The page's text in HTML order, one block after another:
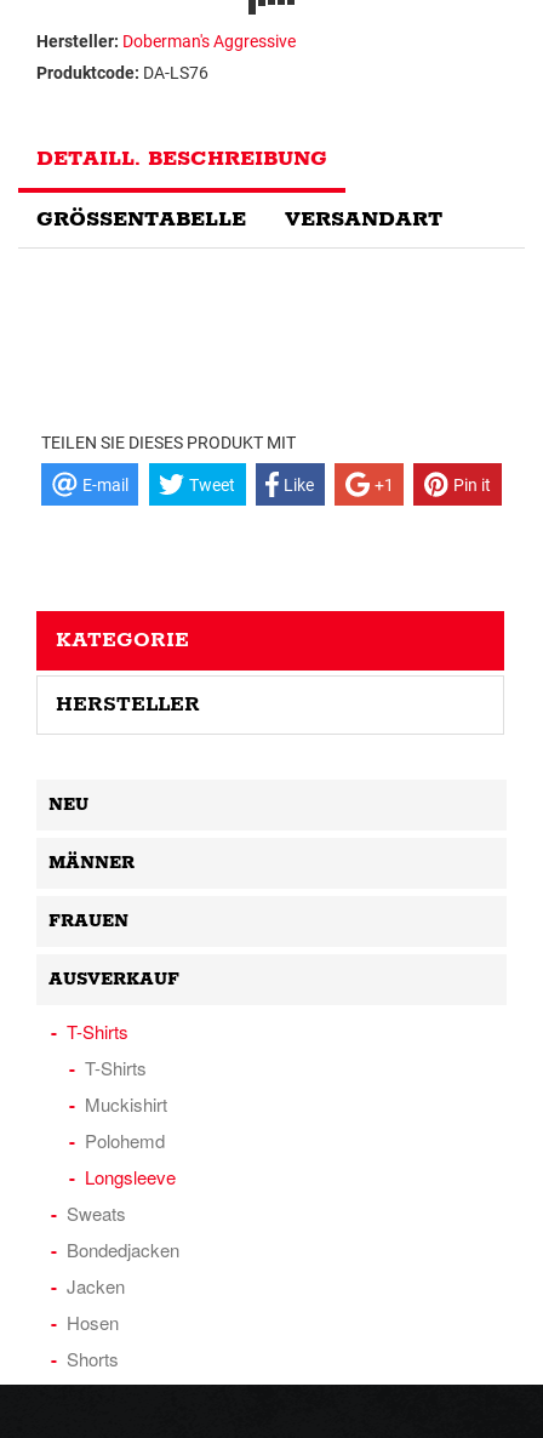
Hersteller: Doberman's Aggressive
Produktcode: DA-LS76
DETAILL. BESCHREIBUNG
GRÖSSENTABELLE VERSANDART
TEILEN SIE DIESES PRODUKT MIT
E-mail Tweet Like +1 Pin it
KATEGORIE
HERSTELLER
NEU
MÄNNER
FRAUEN
AUSVERKAUF
T-Shirts
T-Shirts
Muckishirt
Polohemd
Longsleeve
Sweats
Bondedjacken
Jacken
Hosen
Shorts